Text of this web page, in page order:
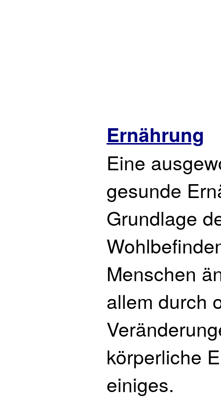
Ernährung
Eine
gesunde
Grundlage
Menschen
allem durch
körperliche
einiges.